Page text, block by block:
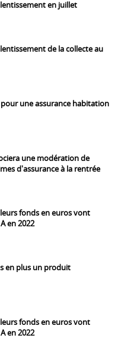
en juillet
de la collecte au
une assurance habitation
une modération de
d'assurance à la rentrée
fonds en euros vont
en 2022
en plus un produit
fonds en euros vont
en 2022